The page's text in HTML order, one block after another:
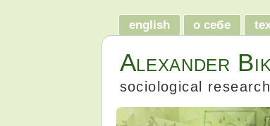
english о себе
Alexander
sociological